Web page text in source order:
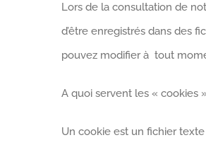
Lors de la consultation de
d’être enregistrés dans des
pouvez modifier à tout
A quoi servent les « cookies
Un cookie est un fichier